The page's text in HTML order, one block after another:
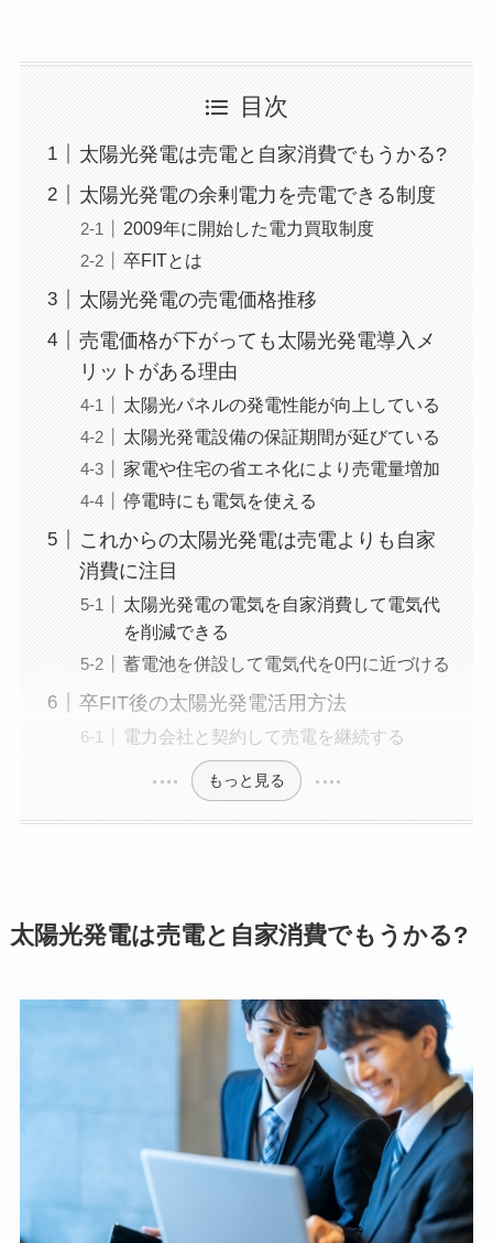
目次
太陽光発電は売電と自家消費でもうかる?
太陽光発電の余剰電力を売電できる制度
2009年に開始した電力買取制度
卒FITとは
太陽光発電の売電価格推移
売電価格が下がっても太陽光発電導入メ
リットがある理由
太陽光パネルの発電性能が向上している
太陽光発電設備の保証期間が延びている
家電や住宅の省エネ化により売電量増加
停電時にも電気を使える
これからの太陽光発電は売電よりも自家
消費に注目
太陽光発電の電気を自家消費して電気代
を削減できる
蓄電池を併設して電気代を0円に近づける
卒FIT後の太陽光発電活用方法
電力会社と契約して売電を継続する
もっと見る
太陽光発電は売電と自家消費でもうかる?